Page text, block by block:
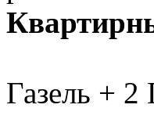
Газель + 2